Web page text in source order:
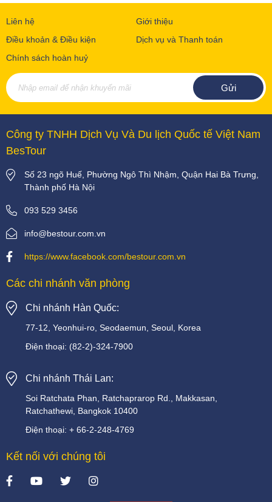
Liên hệ
Giới thiệu
Điều khoản & Điều kiện
Dịch vụ và Thanh toán
Chính sách hoàn huỷ
Công ty TNHH Dịch Vụ Và Du lịch Quốc tế Việt Nam
BesTour
Số 23 ngõ Huế, Phường Ngô Thì Nhậm, Quận Hai Bà Trưng,
Thành phố Hà Nội
093 529 3456
info@bestour.com.vn
https://www.facebook.com/bestour.com.vn
Các chi nhánh văn phòng
Chi nhánh Hàn Quốc:
77-12, Yeonhui-ro, Seodaemun, Seoul, Korea
Điện thoại: (82-2)-324-7900
Chi nhánh Thái Lan:
Soi Ratchata Phan, Ratchaprarop Rd., Makkasan,
Ratchathewi, Bangkok 10400
Điện thoại: + 66-2-248-4769
Kết nối với chúng tôi